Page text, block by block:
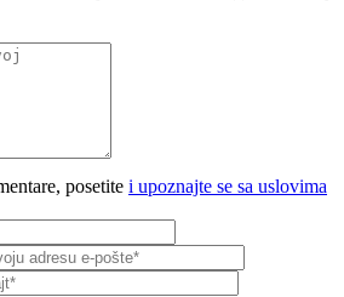
posetite i upoznajte se sa uslovima